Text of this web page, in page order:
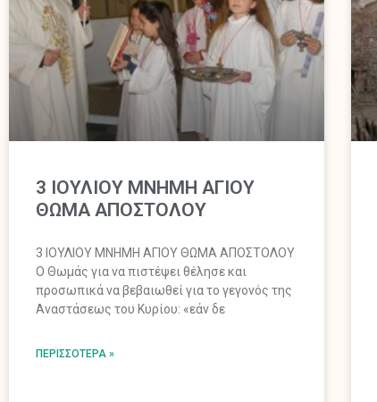
3 ΙΟΥΛΙΟΥ ΜΝΗΜΗ ΑΓΙΟΥ
ΘΩΜΑ ΑΠΟΣΤΟΛΟΥ
3 ΙΟΥΛΙΟΥ ΜΝΗΜΗ ΑΓΙΟΥ ΘΩΜΑ ΑΠΟΣΤΟΛΟΥ
Ο Θωμάς για να πιστέψει θέλησε και
προσωπικά να βεβαιωθεί για το γεγονός της
Αναστάσεως του Κυρίου: «εάν δε
ΠΕΡΙΣΣΌΤΕΡΑ »